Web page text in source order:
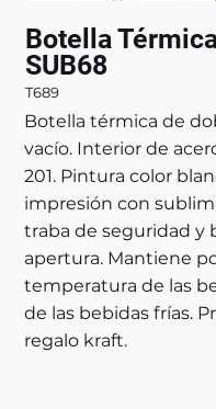
Botella
SUB68
T689
Botella térmica de
vacío. Interior de
201. Pintura color
impresión con
traba de seguridad y
apertura. Mantiene
temperatura de las
de las bebidas frías.
regalo kraft.